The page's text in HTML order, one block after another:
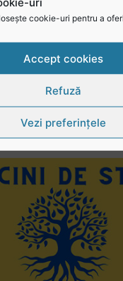
cookie-uri pentru a
Accept cookies
Refuză
Vezi preferințele
toate videoclipurile